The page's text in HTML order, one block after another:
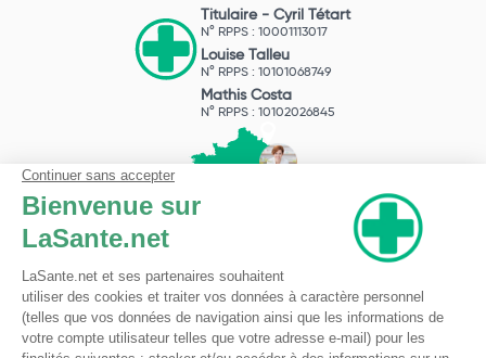
Titulaire - Cyril Tétart
N° RPPS : 10001113017
Louise Talleu
N° RPPS : 10101068749
Mathis Costa
N° RPPS : 10102026845
Pharmacie du Bizet
Licence ARS : 590009874
Licence Ordinale : 126921
49 boulevard Bizet
59650 Villeneuve d'Ascq
Contactez-nous !